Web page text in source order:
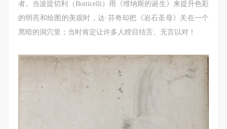
者。当波提切利（Botticelli）用《维纳斯的诞生》来提升色彩
的明亮和绘图的美观时，达·芬奇却把《岩石圣母》关在一个
黑暗的洞穴里；当时肯定让许多人瞠目结舌、无言以对！
活动前，必须事先与自己的家属沟通，取得家属同
意，同时知晓并同意本免责声明。参加者签名/勾选
后，视作其家属也已知晓并同意。
活动前，必须事先与自己的家属沟通，取得家属同
意，同时知晓并同意本免责声明。参加者签名/勾选
后，视作其家属也已知晓并同意。
活动前，必须事先与自己的家属沟通，取得家属同
意，同时知晓并同意本免责声明。参加者签名/勾选
后，视作其家属也已知晓并同意。